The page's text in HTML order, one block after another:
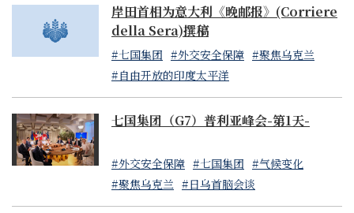
岸田首相为意大利《晚邮报》(Corriere
della Sera)撰稿
#七国集团 #外交安全保障 #聚焦乌克兰
#自由开放的印度太平洋
七国集团（G7）普利亚峰会-第1天-
#外交安全保障 #七国集团 #气候变化
#聚焦乌克兰 #日乌首脑会谈